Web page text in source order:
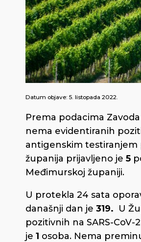
Datum objave: 5. listopada 2022.
Prema podacima
nema evidentiranih
antigenskim testiranjem
županija prijavljeno je 5
Međimurskoj županiji.
U protekla 24 sata
današnji dan je 319. U
pozitivnih na SARS-
je 1 osoba. Nema